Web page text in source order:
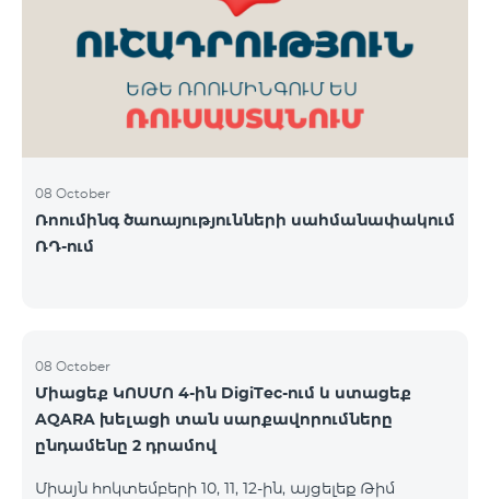
ԿՈՍՄՈ 3 TV փաթեթը․ Ինտերնետ. Մինչև 50 Մբիթ/
վ արագություն։ TV. Մինչև 80 TV ալիք՝ TeamTv
Smart հավելվածով Ֆիքսված հեռախոսակապ.
180 րոպե դեպի Team ֆիքսված ցանց։ Սույն
սակագնային փաթեթում ներառվա
08 October
Ռոումինգ ծառայությունների սահմանափակում
ՌԴ-ում
08 October
Միացեք ԿՈՍՄՈ 4-ին DigiTec-ում և ստացեք
AQARA խելացի տան սարքավորումները
ընդամենը 2 դրամով
Միայն հոկտեմբերի 10, 11, 12-ին, այցելեք Թիմ